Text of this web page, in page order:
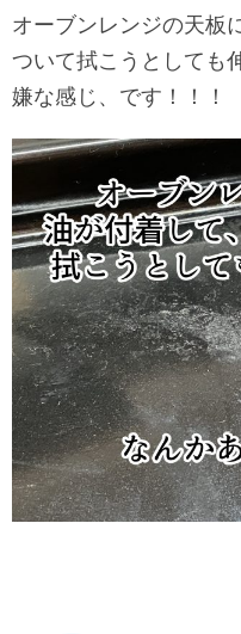
オーブンレンジの天板
ついて拭こうとしても
嫌な感じ、です！！！